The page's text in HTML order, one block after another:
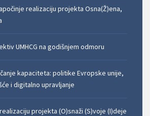
realizaciju projekta Osna(Ž)ena,
UMHCG na godišnjem odmoru
kapaciteta: politike Evropske unije,
i digitalno upravljanje
projekta (O)snaži (S)voje (I)deje